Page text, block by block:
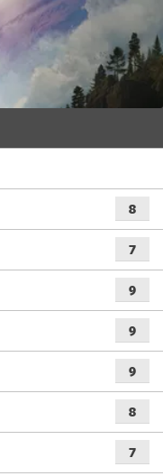
8
7
9
9
9
8
7